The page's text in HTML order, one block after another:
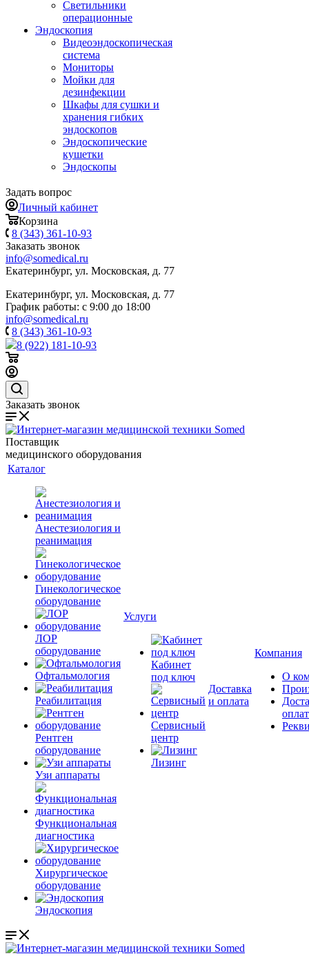
Светильники
операционные
Эндоскопия
Видеоэндоскопическая
система
Мониторы
Мойки для
дезинфекции
Шкафы для сушки и
хранения гибких
эндоскопов
Эндоскопические
кушетки
Эндоскопы
Задать вопрос
Личный кабинет
Корзина
8 (343) 361-10-93
Заказать звонок
info@somedical.ru
Екатеринбург, ул. Московская, д. 77
Екатеринбург, ул. Московская, д. 77
График работы: с 9:00 до 18:00
info@somedical.ru
8 (343) 361-10-93
8 (922) 181-10-93
Заказать звонок
Поставщик
медицинского оборудования
Каталог
Анестезиология и
реанимация
Гинекологическое
оборудование
ЛОР
оборудование
Офтальмология
Реабилитация
Рентген
оборудование
Узи аппараты
Функциональная
диагностика
Хирургическое
оборудование
Эндоскопия
Услуги
Кабинет
под ключ
Сервисный
центр
Лизинг
Доставка
и оплата
Компания
О